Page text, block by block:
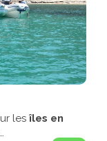
les îles en